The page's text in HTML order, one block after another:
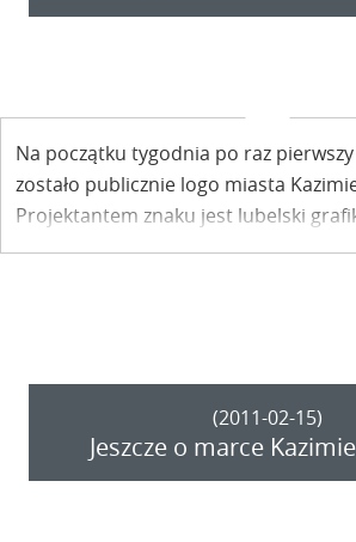
Na początku tygodnia po raz
zostało publicznie logo miasta
Projektantem znaku jest lubelski
(2011-02-15)
Jeszcze o marce